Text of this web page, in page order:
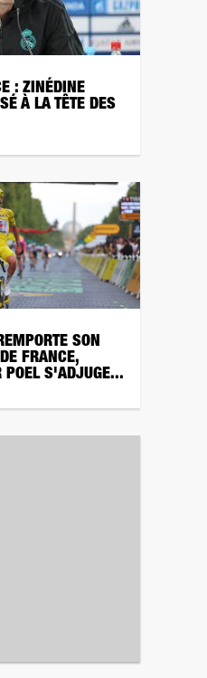
: ZINÉDINE
À LA TÊTE DES
SON
FRANCE,
POEL S'ADJUGE...